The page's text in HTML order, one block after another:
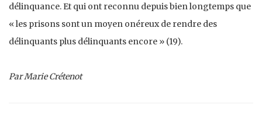
délinquance. Et qui ont reconnu depuis bien longtemps que
« les prisons sont un moyen onéreux de rendre des
délinquants plus délinquants encore » (19).
Par Marie Crétenot